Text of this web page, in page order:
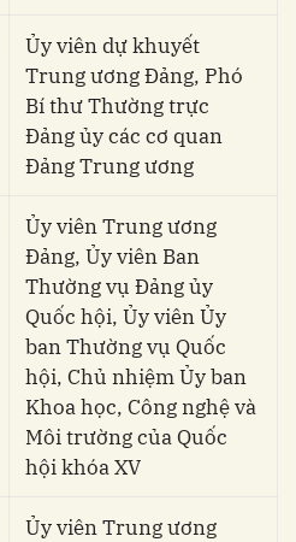
Ủy viên dự khuyết
Trung ương Đảng, Phó
Bí thư Thường trực
Đảng ủy các cơ quan
Đảng Trung ương
Ủy viên Trung ương
Đảng, Ủy viên Ban
Thường vụ Đảng ủy
Quốc hội, Ủy viên Ủy
ban Thường vụ Quốc
hội, Chủ nhiệm Ủy ban
Khoa học, Công nghệ và
Môi trường của Quốc
hội khóa XV
Ủy viên Trung ương